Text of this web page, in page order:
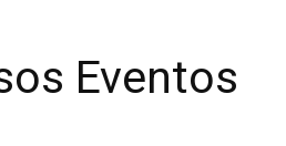
Eventos